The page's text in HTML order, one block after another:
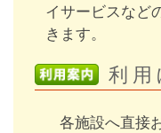
イサービスなど
きます。
利用
各施設へ直接